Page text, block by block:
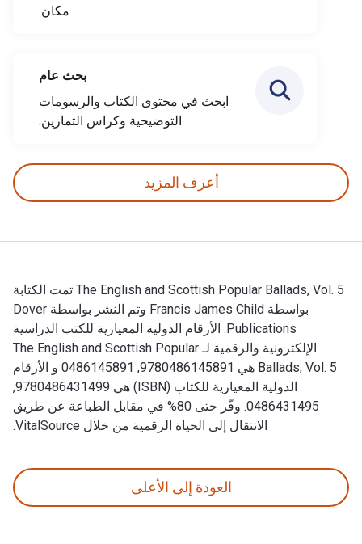
مكان.
بحث عام
ابحث في محتوى الكتاب والرسومات
التوضيحية وكراس التمارين.
أعرف المزيد
The English and Scottish Popular Ballads, Vol. 5 تمت الكتابة
بواسطة Francis James Child وتم النشر بواسطة Dover
Publications. الأرقام الدولية المعيارية للكتب الدراسية
الإلكترونية والرقمية لـ The English and Scottish Popular
Ballads, Vol. 5 هي 9780486145891, 0486145891 و الأرقام
الدولية المعيارية للكتاب (ISBN) هي 9780486431499,
0486431495. وفّر حتى 80% في مقابل الطباعة عن طريق
الانتقال إلى الحياة الرقمية من خلال VitalSource.
العودة إلى الأعلى